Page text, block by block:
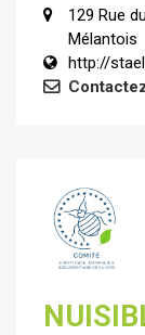
129 Rue
Mélantois
http://